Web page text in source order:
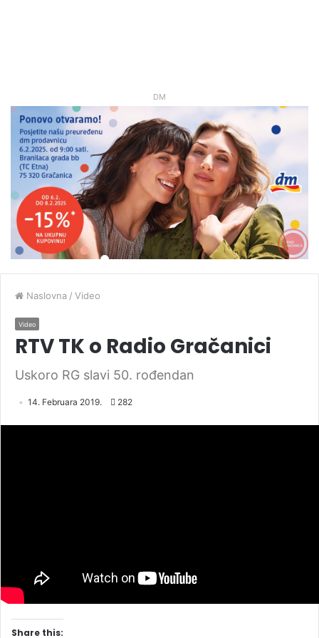
DM
Naslovna / Video
Video
RTV TK o Radio Gračanici
Uskoro RG slavi 50. rođendan
14. Februara 2019. 282
Share this: